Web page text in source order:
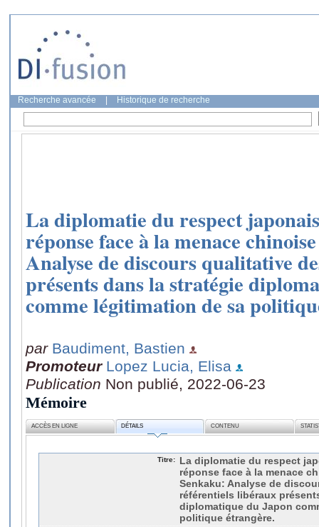
Recherche avancée Historique de recherche
La diplomatie du respect
réponse face à la menace
Analyse de discours qualitative
présents dans la stratégie
comme légitimation de sa
par Baudiment, Bastien
Promoteur Lopez Lucia, Elisa
Publication Non publié, 2022-06-23
Mémoire
ACCÈS EN LIGNE DÉTAILS CONTENU
Titre:
La diplomatie du respect
réponse face à la menace
Senkaku: Analyse de
référentiels libéraux
diplomatique du Japon
politique étrangère.